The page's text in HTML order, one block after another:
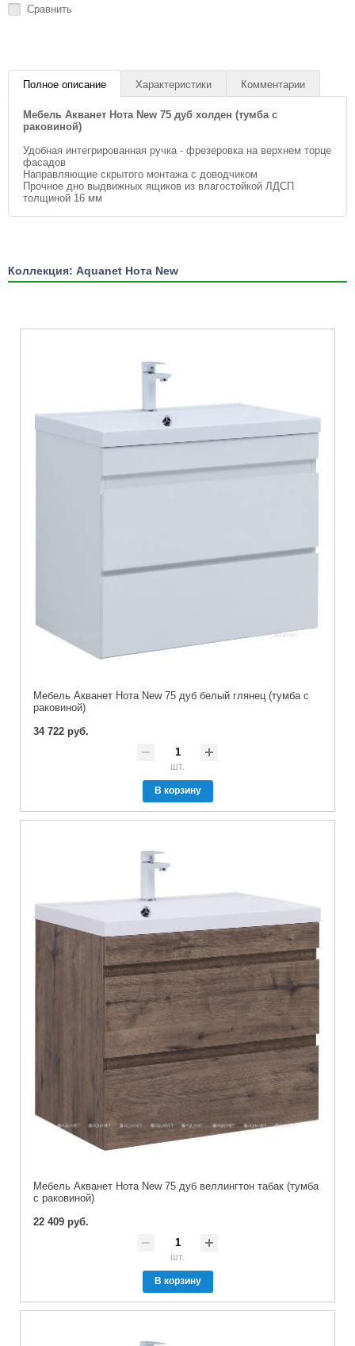
Сравнить
Полное описание Характеристики Комментарии
Мебель Акванет Нота New 75 дуб холден (тумба с
раковиной)
Удобная интегрированная ручка - фрезеровка на верхнем торце
фасадов
Направляющие скрытого монтажа с доводчиком
Прочное дно выдвижных ящиков из влагостойкой ЛДСП
толщиной 16 мм
Коллекция: Aquanet Нота New
Мебель Акванет Нота New 75 дуб белый глянец (тумба с
раковиной)
34 722 руб.
шт.
В корзину
Мебель Акванет Нота New 75 дуб веллингтон табак (тумба
с раковиной)
22 409 руб.
шт.
В корзину